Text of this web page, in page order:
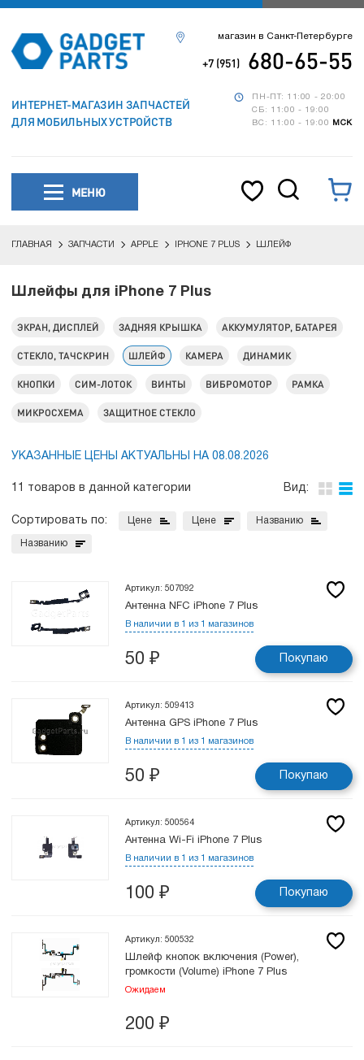
ИНТЕРНЕТ-МАГАЗИН ЗАПЧАСТЕЙ
ДЛЯ МОБИЛЬНЫХ УСТРОЙСТВ
ПН-ПТ: 11:00 - 20:00
СБ: 11:00 - 19:00
ВС: 11:00 - 19:00
МСК
магазин в Санкт-Петербурге
+7 (951) 680-65-55
МЕНЮ
ГЛАВНАЯ ЗАПЧАСТИ APPLE IPHONE 7 PLUS ШЛЕЙФ
Шлейфы для iPhone 7 Plus
ЭКРАН, ДИСПЛЕЙ ЗАДНЯЯ КРЫШКА АККУМУЛЯТОР, БАТАРЕЯ
СТЕКЛО, ТАЧСКРИН ШЛЕЙФ КАМЕРА ДИНАМИК
КНОПКИ СИМ-ЛОТОК ВИНТЫ ВИБРОМОТОР РАМКА
МИКРОСХЕМА ЗАЩИТНОЕ СТЕКЛО
УКАЗАННЫЕ ЦЕНЫ АКТУАЛЬНЫ НА 08.08.2026
11 товаров в данной категории Вид:
Сортировать по: Цене Цене Названию
Названию
Артикул: 507092
Антенна NFC iPhone 7 Plus
В наличии в 1 из 1 магазинов
50 ₽ Покупаю
Артикул: 509413
Антенна GPS iPhone 7 Plus
В наличии в 1 из 1 магазинов
50 ₽ Покупаю
Артикул: 500564
Антенна Wi-Fi iPhone 7 Plus
В наличии в 1 из 1 магазинов
100 ₽ Покупаю
Артикул: 500532
Шлейф кнопок включения (Power),
громкости (Volume) iPhone 7 Plus
Ожидаем
200 ₽